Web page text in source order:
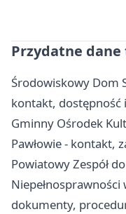
Przydatne
Środowiskowy Dom
kontakt, dostępność
Gminny Ośrodek
Pawłowie - kontakt,
Powiatowy Zespół
dokumenty,